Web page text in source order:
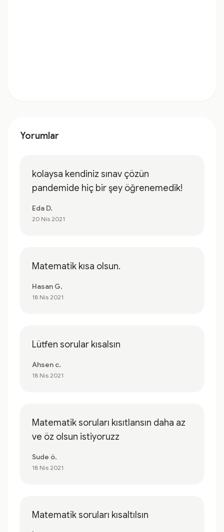
Yorumlar
kolaysa kendiniz sınav çözün
pandemide hiç bir şey öğrenemedik!
Eda D.
20 Nis 2021
Matematik kısa olsun.
Hasan G.
18 Nis 2021
Lütfen sorular kısalsın
Ahsen c.
18 Nis 2021
Matematik soruları kısıtlansın daha az
ve öz olsun istiyoruzz
Sude ö.
18 Nis 2021
Matematik soruları kısaltılsın